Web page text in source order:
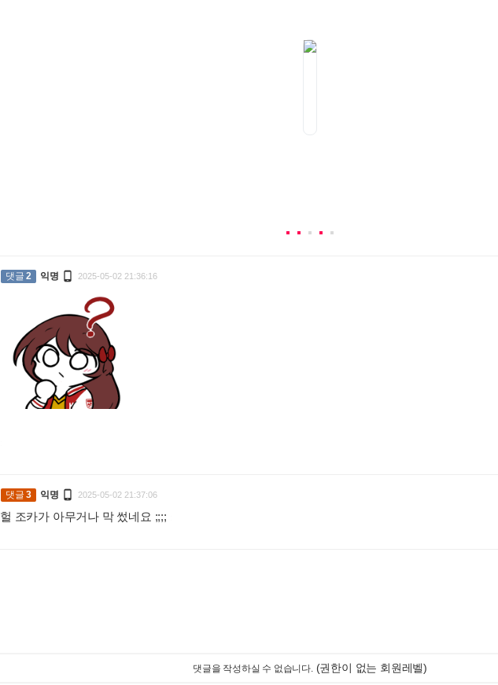
댓글2 익명  2025-05-02 21:36:16
댓글3 익명  2025-05-02 21:37:06
헐 조카가 아무거나 막 썼네요 ;;;;
댓글을 작성하실 수 없습니다. (권한이 없는 회원레벨)